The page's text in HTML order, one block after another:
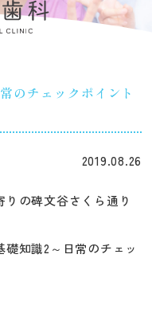
のチェックポイント
2019.08.26
の碑文谷さくら通り
知識2～日常のチェッ